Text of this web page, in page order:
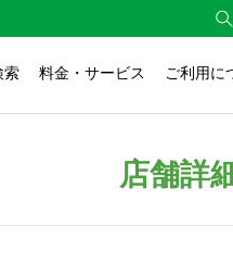
索 料金・サービス ご利用に
店舗詳